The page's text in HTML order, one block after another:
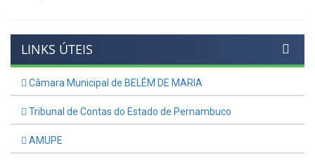
LINKS ÚTEIS
Câmara Municipal de BELÉM DE MARIA
Tribunal de Contas do Estado de Pernambuco
AMUPE